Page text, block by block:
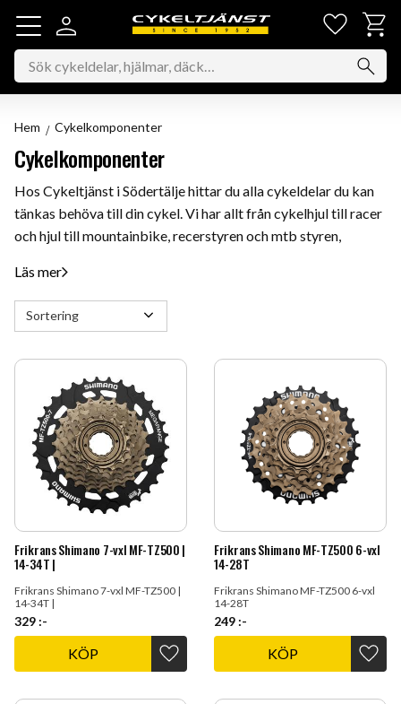
Meny
Hem Cykelkomponenter
Cykelkomponenter
Hos Cykeltjänst i Södertälje hittar du alla cykeldelar du kan
tänkas behöva till din cykel. Vi har allt från cykelhjul till racer
och hjul till mountainbike, recerstyren och mtb styren,
mycket mer. Vare sig du behöver pedaler, sadel, bakhjul,
framhjul, bakväxel, framväxel, batteriladdare, batterihållare,
bromsbelägg eller något annat cykeltillbehör har vi det du
varumärken som Shimano, Sram, Campagnolo, Miche med
flera här!
Läs mer
Välj sortering
Frikrans Shimano 7-vxl MF-TZ500 |
14-34T |
Frikrans Shimano 7-vxl MF-TZ500 |
14-34T |
329 :-
Lägg till i favoriter
KÖP
Frikrans Shimano MF-TZ500 6-vxl
14-28T
Frikrans Shimano MF-TZ500 6-vxl
14-28T
249 :-
KÖP